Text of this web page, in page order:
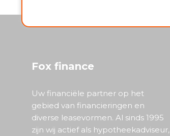
Fox finance
Uw financiële partner op het
gebied van financieringen en
diverse leasevormen. Al sinds 1995
zijn wij actief als hypotheekadviseur,